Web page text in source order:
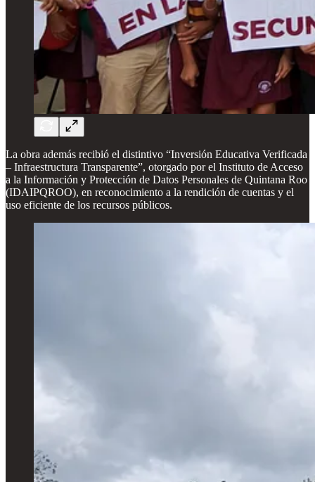
La obra además recibió el distintivo “Inversión Educativa Verificada
– Infraestructura Transparente”, otorgado por el Instituto de Acceso
a la Información y Protección de Datos Personales de Quintana Roo
(IDAIPQROO), en reconocimiento a la rendición de cuentas y el
uso eficiente de los recursos públicos.